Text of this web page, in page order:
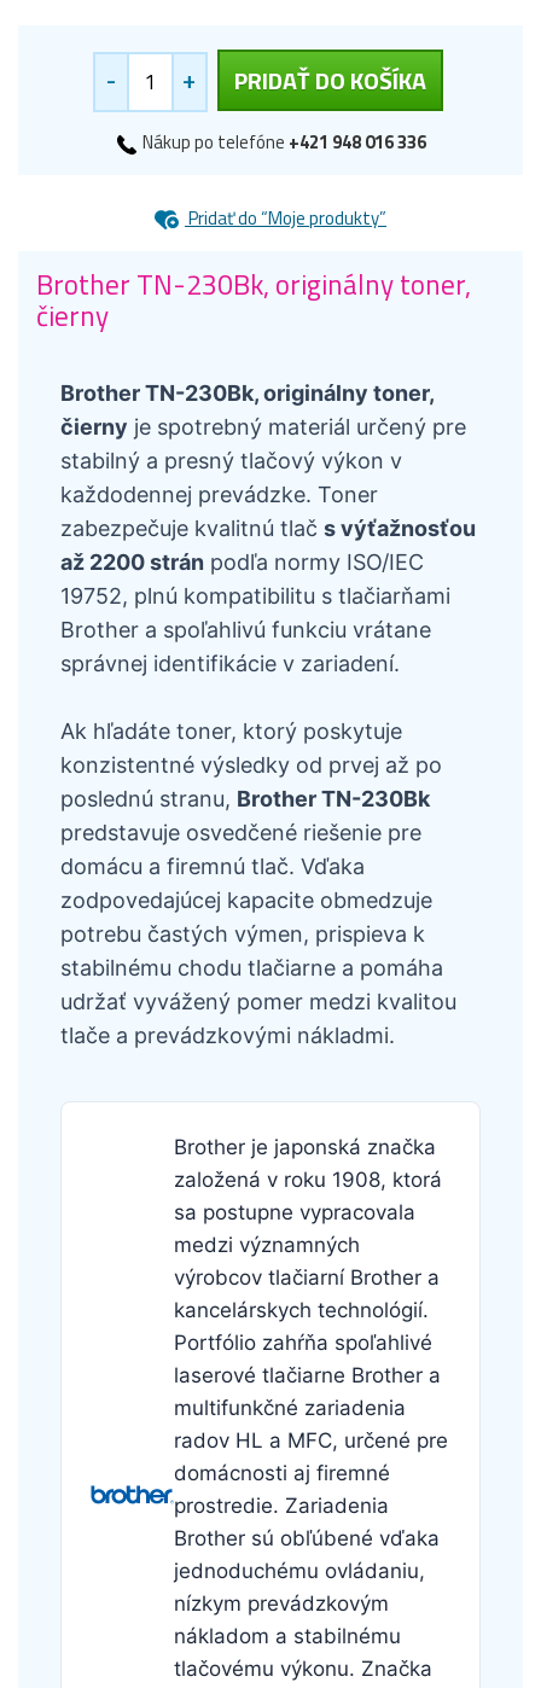
- + PRIDAŤ DO KOŠÍKA
Nákup po telefóne +421 948 016 336
Pridať do “Moje produkty”
Brother TN-230Bk, originálny toner,
čierny
Brother TN-230Bk, originálny toner,
čierny je spotrebný materiál určený pre
stabilný a presný tlačový výkon v
každodennej prevádzke. Toner
zabezpečuje kvalitnú tlač s výťažnosťou
až 2200 strán podľa normy ISO/IEC
19752, plnú kompatibilitu s tlačiarňami
Brother a spoľahlivú funkciu vrátane
správnej identifikácie v zariadení.
Ak hľadáte toner, ktorý poskytuje
konzistentné výsledky od prvej až po
poslednú stranu, Brother TN-230Bk
predstavuje osvedčené riešenie pre
domácu a firemnú tlač. Vďaka
zodpovedajúcej kapacite obmedzuje
potrebu častých výmen, prispieva k
stabilnému chodu tlačiarne a pomáha
udržať vyvážený pomer medzi kvalitou
tlače a prevádzkovými nákladmi.
Brother je japonská značka
založená v roku 1908, ktorá
sa postupne vypracovala
medzi významných
výrobcov tlačiarní Brother a
kancelárskych technológií.
Portfólio zahŕňa spoľahlivé
laserové tlačiarne Brother a
multifunkčné zariadenia
radov HL a MFC, určené pre
domácnosti aj firemné
prostredie. Zariadenia
Brother sú obľúbené vďaka
jednoduchému ovládaniu,
nízkym prevádzkovým
nákladom a stabilnému
tlačovému výkonu. Značka